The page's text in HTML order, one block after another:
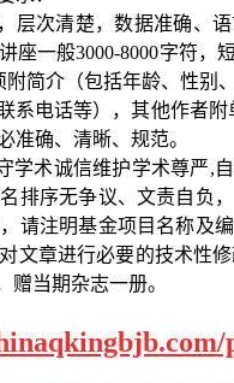
层次清楚，数据准确、
座一般3000-8000字符，
附简介（包括年龄、性别
系电话等），其他作者
准确、清晰、规范。
学术诚信维护学术尊严,
排序无争议、文责自负
请注明基金项目名称及
文章进行必要的技术性
赠当期杂志一册。